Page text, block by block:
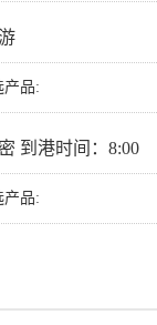
产品:
到港时间：8:00
产品: